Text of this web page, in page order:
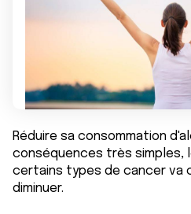
Réduire sa consommation
conséquences très simples,
certains types de cancer va
diminuer.